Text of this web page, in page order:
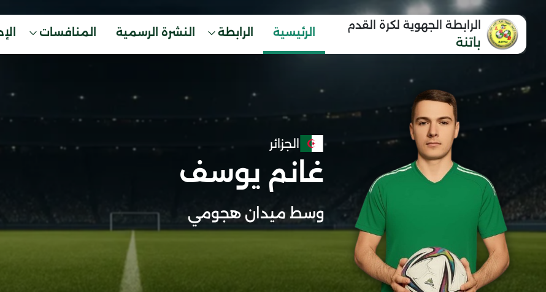
الرابطة الجهوية لكرة القدم
باتنة
الرئيسية الرابطة النشرة الرسمية المنافسات
الجزائر
غانم يوسف
وسط ميدان هجومي